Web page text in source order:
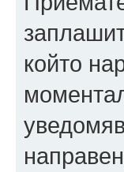
който